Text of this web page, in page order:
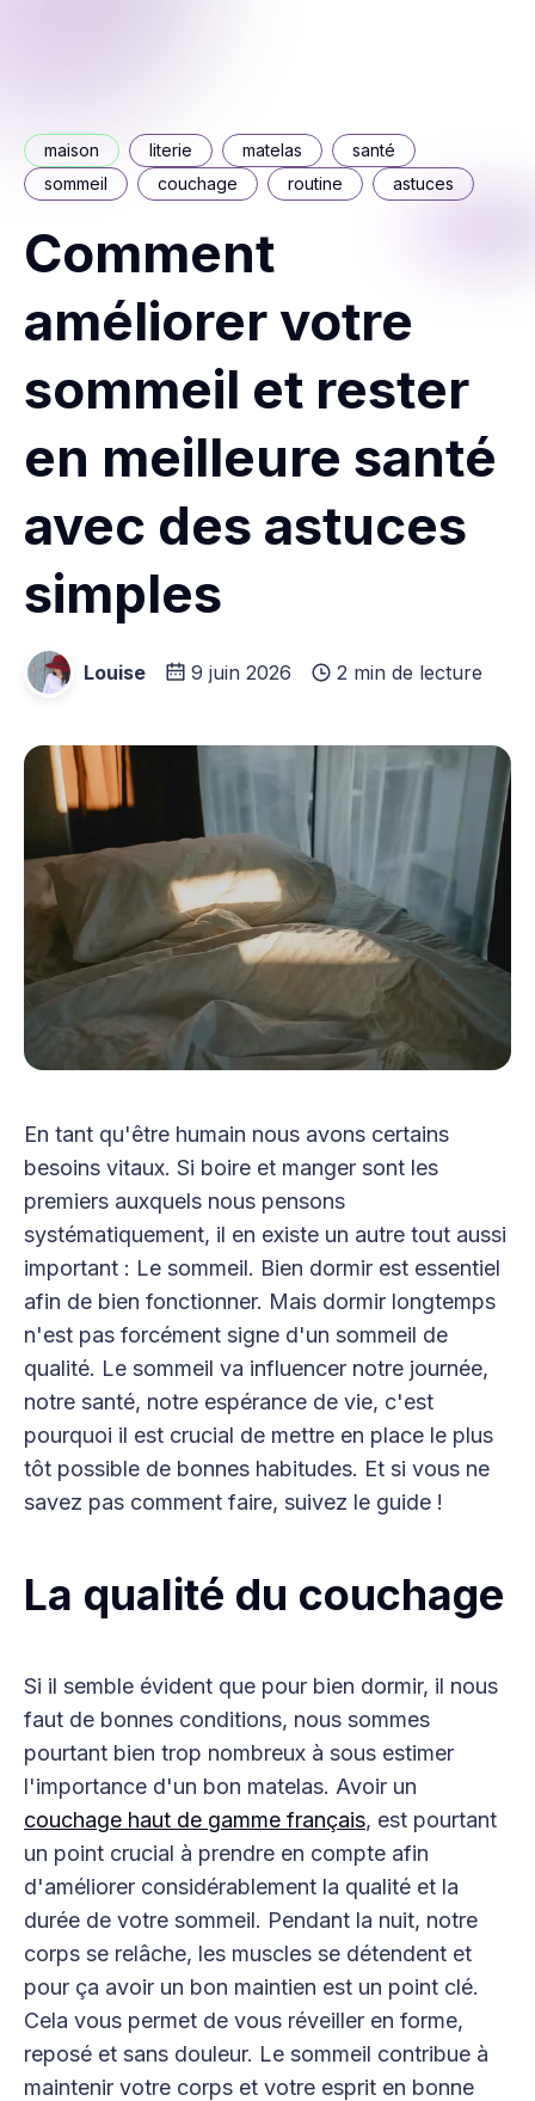
maison literie matelas
santé
sommeil
couchage routine astuces
Comment
améliorer votre
sommeil et rester
en meilleure santé
avec des astuces
simples
Louise 9 juin 2026 2 min de lecture
En tant qu'être humain nous avons certains
besoins vitaux. Si boire et manger sont les
premiers auxquels nous pensons
systématiquement, il en existe un autre tout aussi
important : Le sommeil. Bien dormir est essentiel
afin de bien fonctionner. Mais dormir longtemps
n'est pas forcément signe d'un sommeil de
qualité. Le sommeil va influencer notre journée,
notre santé, notre espérance de vie, c'est
pourquoi il est crucial de mettre en place le plus
tôt possible de bonnes habitudes. Et si vous ne
savez pas comment faire, suivez le guide !
La qualité du couchage
Si il semble évident que pour bien dormir, il nous
faut de bonnes conditions, nous sommes
pourtant bien trop nombreux à sous estimer
l'importance d'un bon matelas. Avoir un
couchage haut de gamme français, est pourtant
un point crucial à prendre en compte afin
d'améliorer considérablement la qualité et la
durée de votre sommeil. Pendant la nuit, notre
corps se relâche, les muscles se détendent et
pour ça avoir un bon maintien est un point clé.
Cela vous permet de vous réveiller en forme,
reposé et sans douleur. Le sommeil contribue à
maintenir votre corps et votre esprit en bonne